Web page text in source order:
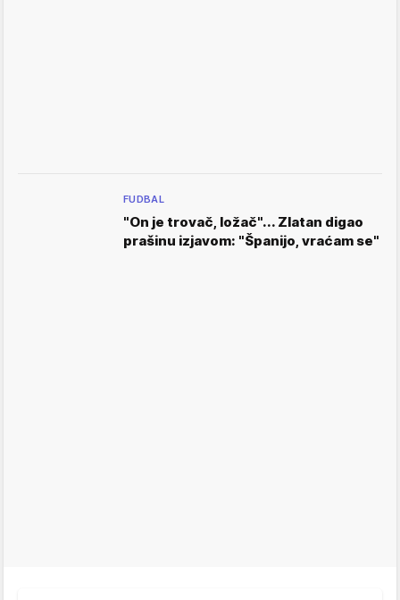
FUDBAL
"On je trovač, ložač"... Zlatan digao
prašinu izjavom: "Španijo, vraćam se"